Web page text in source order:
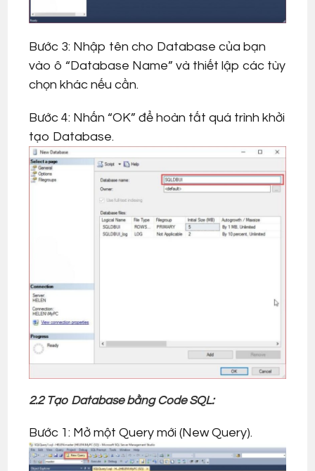
Bước 3: Nhập tên cho Database của bạn
vào ô “Database Name” và thiết lập các tùy
chọn khác nếu cần.
Bước 4: Nhấn “OK” để hoàn tất quá trình khởi
tạo Database.
2.2 Tạo Database bằng Code SQL:
Bước 1: Mở một Query mới (New Query).